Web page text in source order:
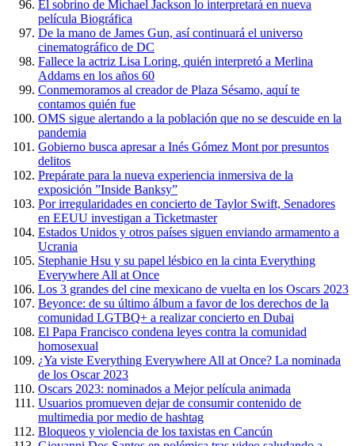
El sobrino de Michael Jackson lo interpretará en nueva
película Biográfica
De la mano de James Gun, así continuará el universo
cinematográfico de DC
Fallece la actriz Lisa Loring, quién interpretó a Merlina
Addams en los años 60
Conmemoramos al creador de Plaza Sésamo, aquí te
contamos quién fue
OMS sigue alertando a la población que no se descuide en la
pandemia
Gobierno busca apresar a Inés Gómez Mont por presuntos
delitos
Prepárate para la nueva experiencia inmersiva de la
exposición ”Inside Banksy”
Por irregularidades en concierto de Taylor Swift, Senadores
en EEUU investigan a Ticketmaster
Estados Unidos y otros países siguen enviando armamento a
Ucrania
Stephanie Hsu y su papel lésbico en la cinta Everything
Everywhere All at Once
Los 3 grandes del cine mexicano de vuelta en los Oscars 2023
Beyonce: de su último álbum a favor de los derechos de la
comunidad LGTBQ+ a realizar concierto en Dubai
El Papa Francisco condena leyes contra la comunidad
homosexual
¿Ya viste Everything Everywhere All at Once? La nominada
de los Oscar 2023
Oscars 2023: nominados a Mejor película animada
Usuarios promueven dejar de consumir contenido de
multimedia por medio de hashtag
Bloqueos y violencia de los taxistas en Cancún